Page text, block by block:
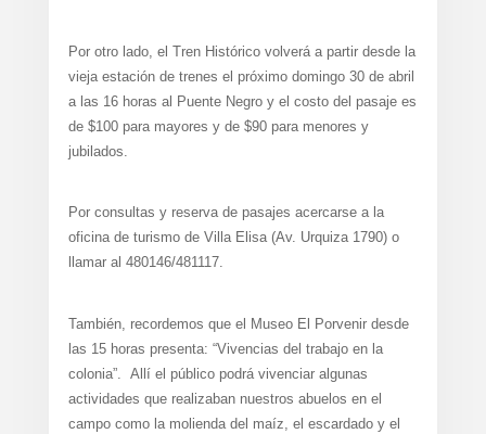
Por otro lado, el Tren Histórico volverá a partir desde la
vieja estación de trenes el próximo domingo 30 de abril
a las 16 horas al Puente Negro y el costo del pasaje es
de $100 para mayores y de $90 para menores y
jubilados.
Por consultas y reserva de pasajes acercarse a la
oficina de turismo de Villa Elisa (Av. Urquiza 1790) o
llamar al 480146/481117.
También, recordemos que el Museo El Porvenir desde
las 15 horas presenta: “Vivencias del trabajo en la
colonia”. Allí el público podrá vivenciar algunas
actividades que realizaban nuestros abuelos en el
campo como la molienda del maíz, el escardado y el